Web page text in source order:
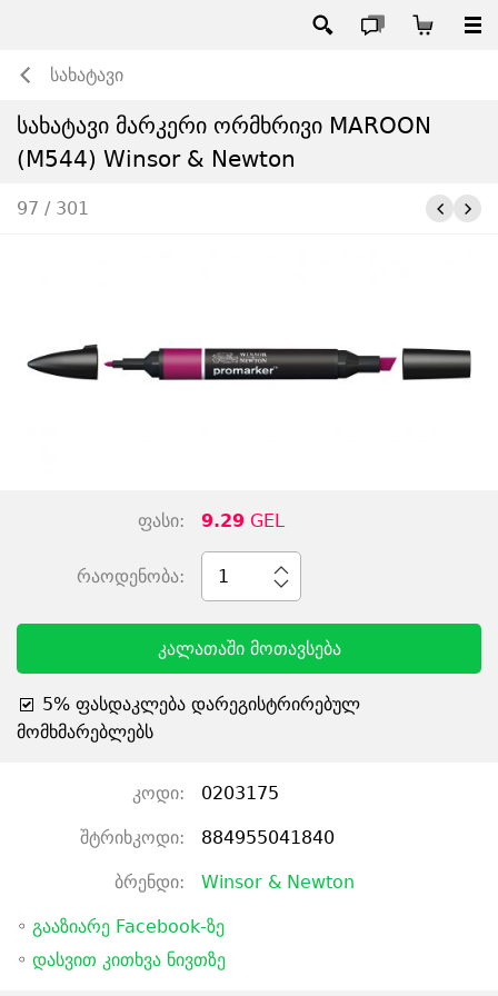
სახატავი
სახატავი მარკერი ორმხრივი MAROON
(M544) Winsor & Newton
97 / 301
ფასი: 9.29 GEL
რაოდენობა: 1
კალათაში მოთავსება
5% ფასდაკლება დარეგისტრირებულ
მომხმარებლებს
კოდი: 0203175
შტრიხკოდი: 884955041840
ბრენდი: Winsor & Newton
◦ გააზიარე Facebook-ზე
◦ დასვით კითხვა ნივთზე